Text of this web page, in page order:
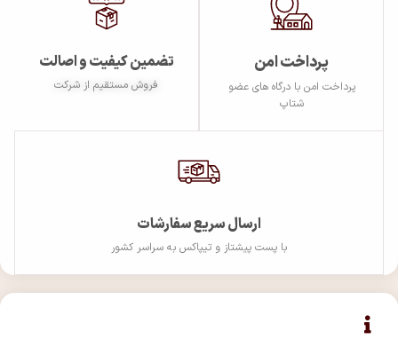
پرداخت امن
پرداخت امن با درگاه های عضو
شتاپ
تضمین کیفیت و اصالت
فروش مستقیم از شرکت
ارسال سریع سفارشات
با پست پیشتاز و تیپاکس به سراسر کشور